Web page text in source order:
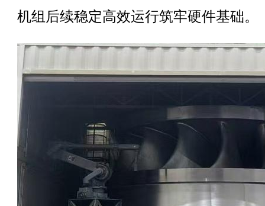
机组后续稳定高效运行筑牢硬件基础。